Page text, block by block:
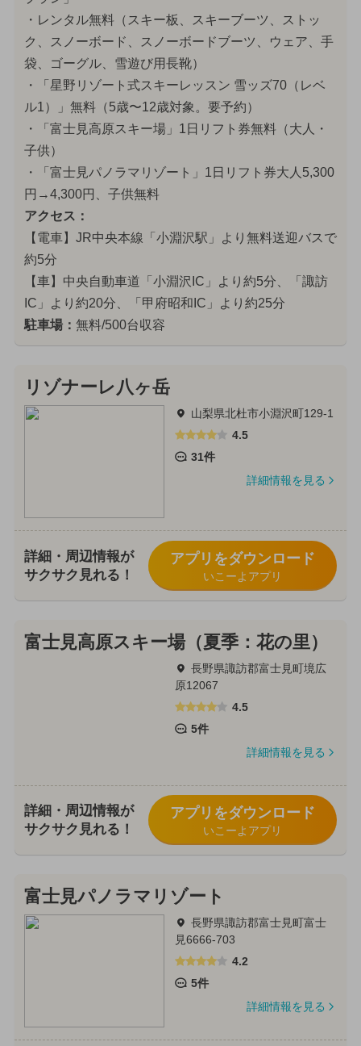
・レンタル無料（スキー板、スキーブーツ、ストッ
ク、スノーボード、スノーボードブーツ、ウェア、手
袋、ゴーグル、雪遊び用長靴）
・「星野リゾート式スキーレッスン 雪ッズ70（レベ
ル1）」無料（5歳〜12歳対象。要予約）
・「富士見高原スキー場」1日リフト券無料（大人・
子供）
・「富士見パノラマリゾート」1日リフト券大人5,300
円→4,300円、子供無料
アクセス：
【電車】JR中央本線「小淵沢駅」より無料送迎バスで
約5分
【車】中央自動車道「小淵沢IC」より約5分、「諏訪
IC」より約20分、「甲府昭和IC」より約25分
駐車場： 無料/500台収容
リゾナーレ八ヶ岳
山梨県北杜市小淵沢町129-1
4.5
31件
詳細情報を見る
詳細・周辺情報が
サクサク見れる！
アプリをダウンロード
いこーよアプリ
富士見高原スキー場（夏季：花の里）
長野県諏訪郡富士見町境広
原12067
4.5
5件
詳細情報を見る
詳細・周辺情報が
サクサク見れる！
アプリをダウンロード
いこーよアプリ
富士見パノラマリゾート
長野県諏訪郡富士見町富士
見6666-703
4.2
5件
詳細情報を見る